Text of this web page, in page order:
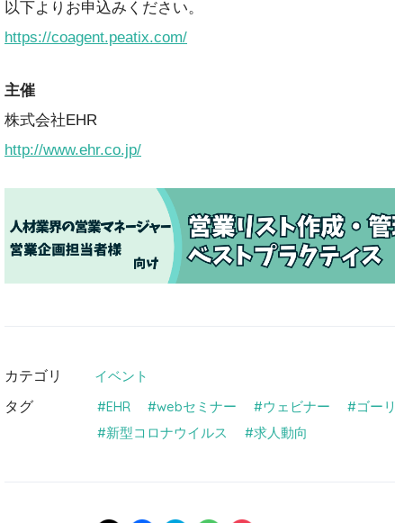
以下よりお申込みください。
https://coagent.peatix.com/
主催
株式会社EHR
http://www.ehr.co.jp/
カテゴリ イベント
タグ EHR webセミナー ウェビナー ゴー
新型コロナウイルス
求人動向